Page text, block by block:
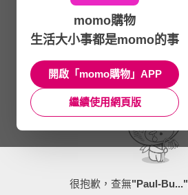
很抱歉，查無"Paul-Bu..."
momo購物
生活大小事都是momo的事
開啟「momo購物」APP
繼續使用網頁版